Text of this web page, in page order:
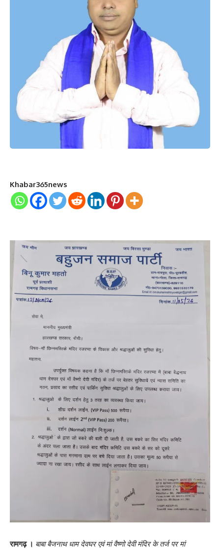
Khabar365news
रामगढ़ । बाबा बैजनाथ धाम देवघर एवं मां वैष्णो देवी मंदिर के तर्ज पर मां